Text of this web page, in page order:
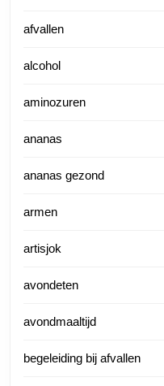
afvallen
alcohol
aminozuren
ananas
ananas gezond
armen
artisjok
avondeten
avondmaaltijd
begeleiding bij afvallen